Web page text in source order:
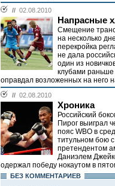
// 02.08.2010
Напрасные
Смещение
на несколько
перекройка
не дала
один из
клубами раньше
оправдал возложенных на него
// 02.08.2010
Хроника
Российский
Пирог выиграл
пояс WBO в
титульном бою
претендентом
Даниэлем
одержал победу нокаутом в
БЕЗ КОМMЕНТАРИЕВ